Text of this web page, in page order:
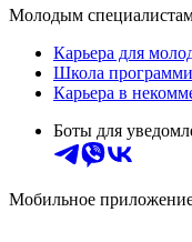
Молодым
Карьера для
Школа
Карьера в
Боты для
Мобильное